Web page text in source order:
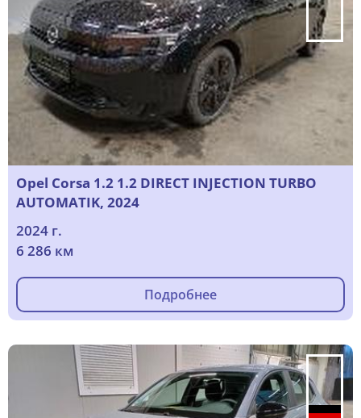
Opel Corsa 1.2 1.2 DIRECT INJECTION TURBO
AUTOMATIK, 2024
2024 г.
6 286 км
Подробнее